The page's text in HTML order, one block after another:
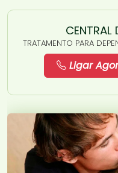
CENTRAL
TRATAMENTO PARA
Ligar